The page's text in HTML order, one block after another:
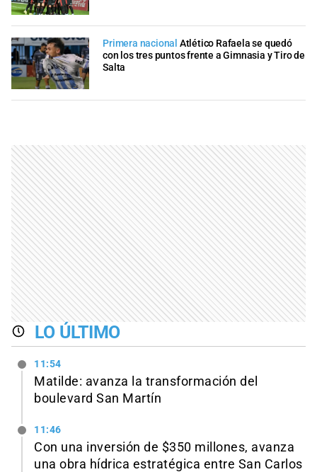
Primera nacional Atlético Rafaela se quedó
con los tres puntos frente a Gimnasia y Tiro de
Salta
LO ÚLTIMO
11:54
Matilde: avanza la transformación del
boulevard San Martín
11:46
Con una inversión de $350 millones, avanza
una obra hídrica estratégica entre San Carlos